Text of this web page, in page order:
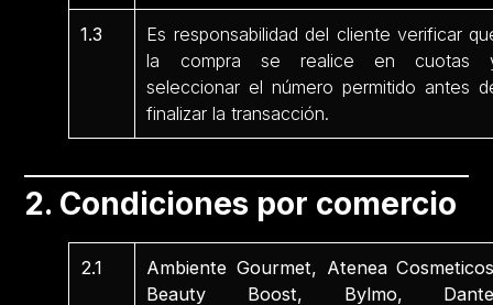
1.3
Es responsabilidad del cliente verificar
la compra se realice en cuotas
seleccionar el número permitido antes
finalizar la transacción.
2. Condiciones por comercio
2.1
Ambiente Gourmet, Atenea
Beauty Boost, Bylmo,